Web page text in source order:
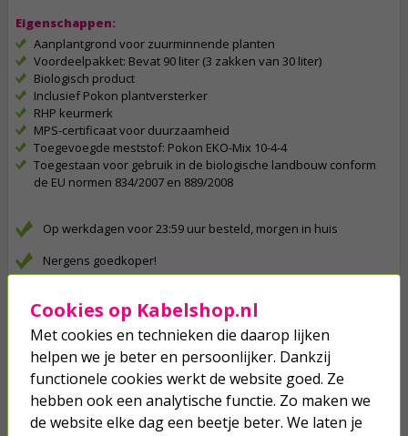
Eigenschappen:
Aanplantgrond voor zuurminnende planten
Voordeelpakket: Bevat 90 liter (3 zakken van 30 liter)
Biologisch product
Inclusief Pokon plantversterker
RHP keurmerk
MPS-certificaat voor duurzaamheid
Toegevoegde meststof: Pokon EKO-Mix 10-4-4
Toegestaan voor gebruik in de biologische landbouw conform
de EU normen 834/2007 en 889/2008
Op werkdagen voor 23:59 uur besteld, morgen in huis
Nergens goedkoper!
Betaal binnen 14 dagen na aankoop
Klanten geven Kabelshop een 9.1/10
Al 4 keer verkozen tot beste webwinkel
Cookies op Kabelshop.nl
Met cookies en technieken die daarop lijken
helpen we je beter en persoonlijker. Dankzij
functionele cookies werkt de website goed. Ze
hebben ook een analytische functie. Zo maken we
de website elke dag een beetje beter. We laten je